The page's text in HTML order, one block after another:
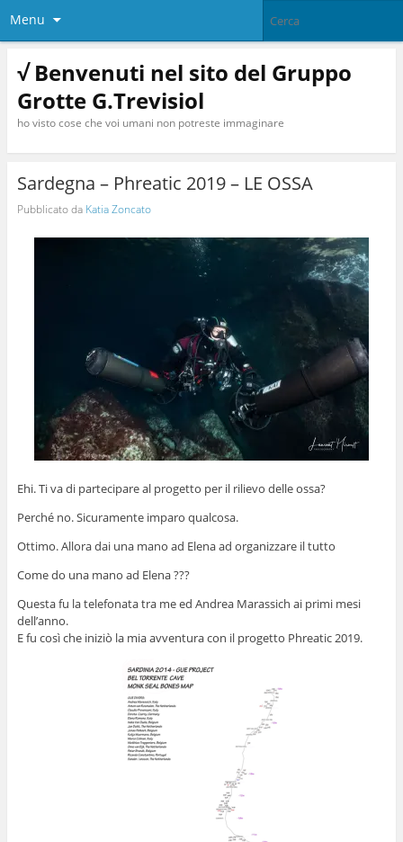
Menu
√ Benvenuti nel sito del Gruppo
Grotte G.Trevisiol
ho visto cose che voi umani non potreste immaginare
Sardegna – Phreatic 2019 – LE OSSA
Pubblicato da Katia Zoncato
Ehi. Ti va di partecipare al progetto per il rilievo delle ossa?
Perché no. Sicuramente imparo qualcosa.
Ottimo. Allora dai una mano ad Elena ad organizzare il tutto
Come do una mano ad Elena ???
Questa fu la telefonata tra me ed Andrea Marassich ai primi mesi
dell’anno.
E fu così che iniziò la mia avventura con il progetto Phreatic 2019.